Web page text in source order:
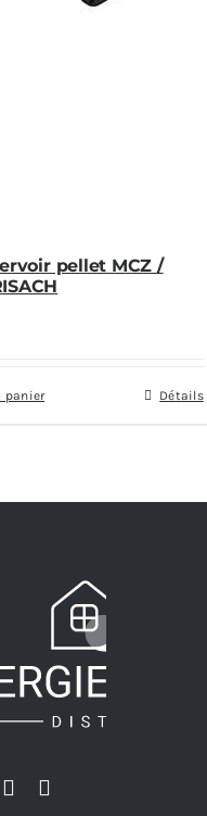
pellet MCZ /
panier Détails